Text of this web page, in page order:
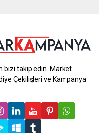
bizi takip edin. Market
Çekilişleri ve Kampanya